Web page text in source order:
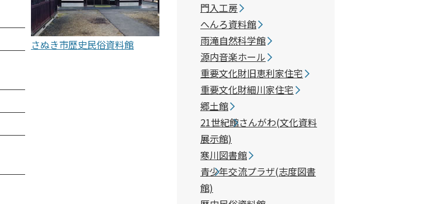
さぬき市歴史民俗資料館
門入工房
へんろ資料館
雨滝自然科学館
源内音楽ホール
重要文化財旧恵利家住宅
重要文化財細川家住宅
郷土館
21世紀館さんがわ(文化資料
展示館)
寒川図書館
青少年交流プラザ(志度図書
館)